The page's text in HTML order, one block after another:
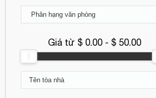
Giá từ $ 0.00 - $ 50.00